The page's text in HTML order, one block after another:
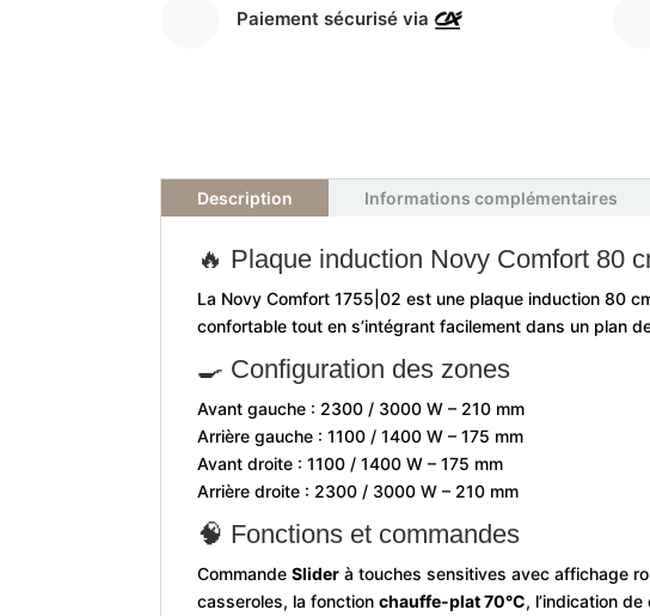
Paiement sécurisé via
Description Informations complémentaires
🔥 Plaque induction Novy Comfort 80
La Novy Comfort 1755|02 est une plaque induction 80
confortable tout en s’intégrant facilement dans un plan
🍳 Configuration des zones
Avant gauche : 2300 / 3000 W – 210 mm
Arrière gauche : 1100 / 1400 W – 175 mm
Avant droite : 1100 / 1400 W – 175 mm
Arrière droite : 2300 / 3000 W – 210 mm
🧠 Fonctions et commandes
CommandeSlider à touches sensitives avec affichage
casseroles, la fonctionchauffe-plat 70°C, l’indication